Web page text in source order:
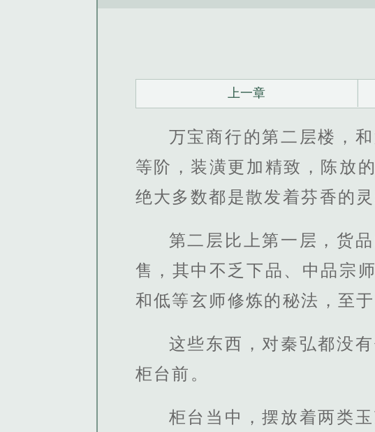
上一章
万宝商行的第二层楼，
等阶，装潢更加精致，陈放
绝大多数都是散发着芬香的
第二层比上第一层，货
售，其中不乏下品、中品宗
和低等玄师修炼的秘法，至
这些东西，对秦弘都没
柜台前。
柜台当中，摆放着两类